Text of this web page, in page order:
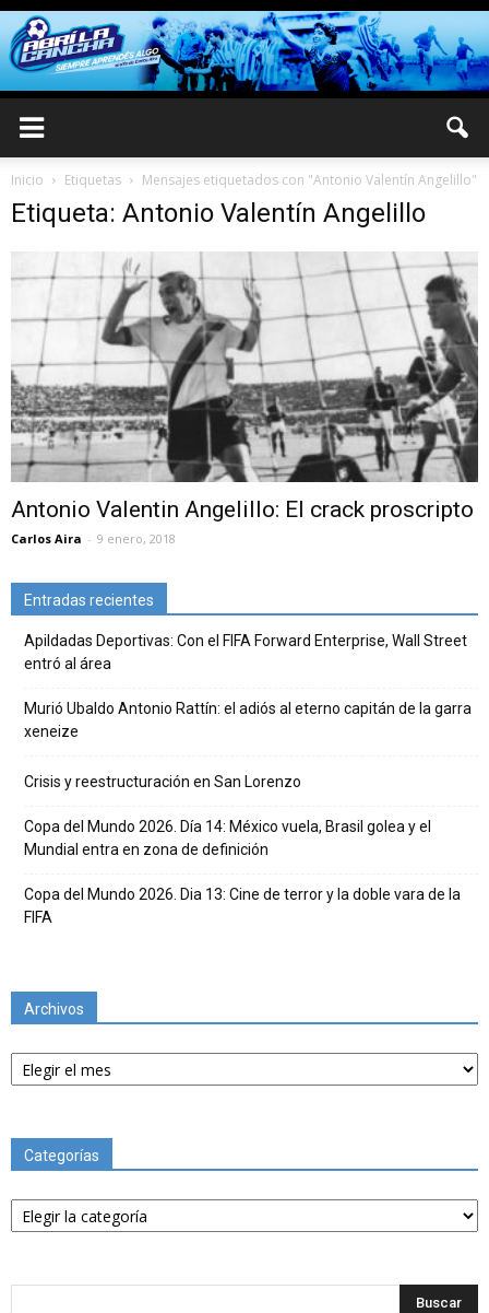
Inicio Etiquetas Mensajes etiquetados con "Antonio Valentín Angelillo"
Etiqueta: Antonio Valentín Angelillo
Antonio Valentin Angelillo: El crack proscripto
Carlos Aira - 9 enero, 2018
Entradas recientes
Apildadas Deportivas: Con el FIFA Forward Enterprise, Wall Street
entró al área
Murió Ubaldo Antonio Rattín: el adiós al eterno capitán de la garra
xeneize
Crisis y reestructuración en San Lorenzo
Copa del Mundo 2026. Día 14: México vuela, Brasil golea y el
Mundial entra en zona de definición
Copa del Mundo 2026. Dia 13: Cine de terror y la doble vara de la
FIFA
Archivos
Archivos
Categorías
Categorías